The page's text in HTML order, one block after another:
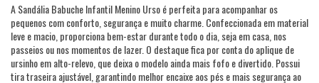
A Sandália Babuche Infantil Menino Urso é perfeita para acompanhar os
pequenos com conforto, segurança e muito charme. Confeccionada em material
leve e macio, proporciona bem-estar durante todo o dia, seja em casa, nos
passeios ou nos momentos de lazer. O destaque fica por conta do aplique de
ursinho em alto-relevo, que deixa o modelo ainda mais fofo e divertido. Possui
tira traseira ajustável, garantindo melhor encaixe aos pés e mais segurança ao